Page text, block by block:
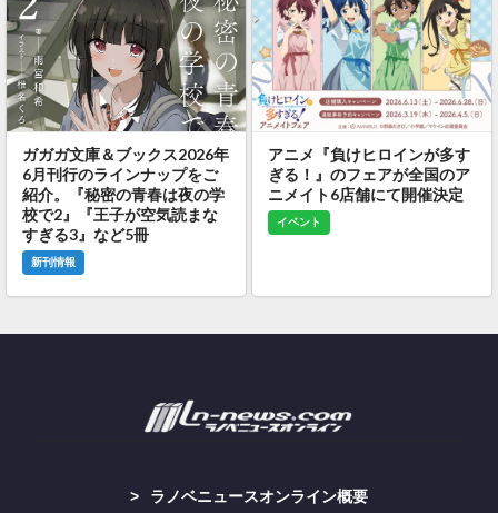
ガガガ文庫＆ブックス2026年
6月刊行のラインナップをご
紹介。『秘密の青春は夜の学
校で2』『王子が空気読まな
すぎる3』など5冊
新刊情報
アニメ『負けヒロインが多す
ぎる！』のフェアが全国のア
ニメイト6店舗にて開催決定
イベント
ラノベニュースオンライン概要